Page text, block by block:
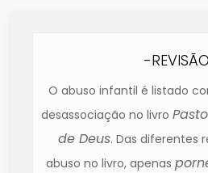
-
O abuso infantil é listado
desassociação no livro
de Deus. Das diferentes
abuso no livro, apenas